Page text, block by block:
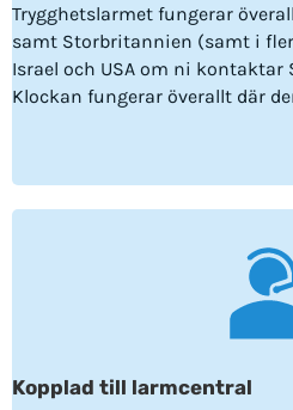
Trygghetslarmet fungerar
samt Storbritannien (samt i
Israel och USA om ni kontaktar
Klockan fungerar överallt där
Kopplad till larmcentral